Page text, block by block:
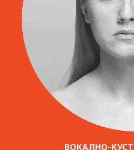
ВОКАЛНО-